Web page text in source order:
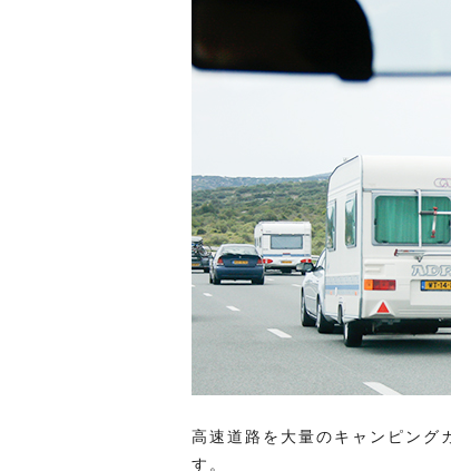
高速道路を大量のキャンピング
す。